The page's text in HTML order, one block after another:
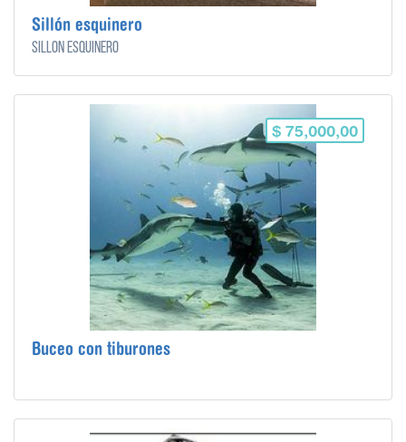
Sillón esquinero
Sillón esquinero
$ 75,000,00
Buceo con tiburones